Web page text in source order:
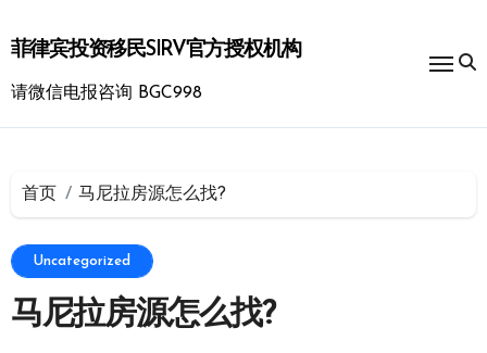
到
内
菲律宾投资移民SIRV官方授权机构
请微信电报咨询 BGC998
首页 马尼拉房源怎么找?
Uncategorized
马尼拉房源怎么找?